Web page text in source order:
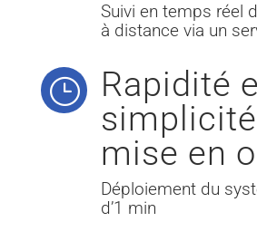
Suivi en temps réel
à distance via un
}
Rapidité
mise en
Déploiement du
d’1 min